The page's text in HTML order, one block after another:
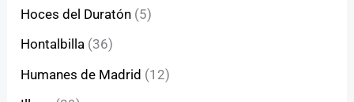
Hoces del Duratón (5)
Hontalbilla (36)
Humanes de Madrid (12)